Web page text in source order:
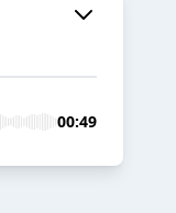
00:49